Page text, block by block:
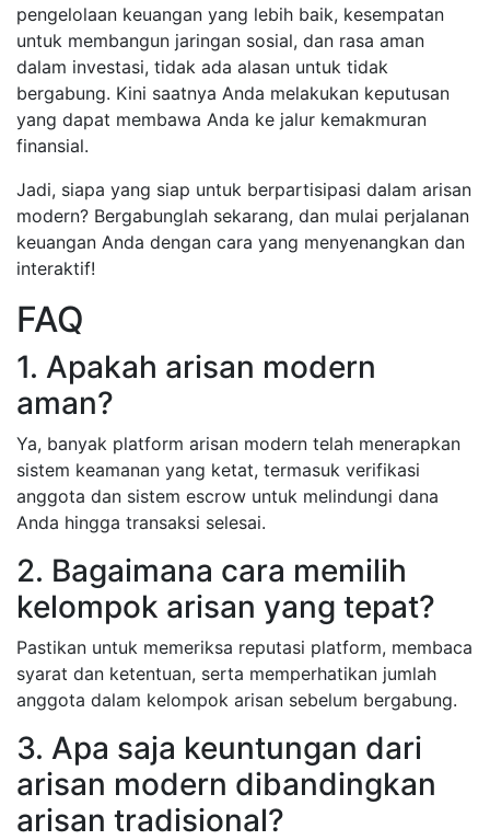
pengelolaan keuangan yang lebih baik, kesempatan
untuk membangun jaringan sosial, dan rasa aman
dalam investasi, tidak ada alasan untuk tidak
bergabung. Kini saatnya Anda melakukan keputusan
yang dapat membawa Anda ke jalur kemakmuran
finansial.
Jadi, siapa yang siap untuk berpartisipasi dalam arisan
modern? Bergabunglah sekarang, dan mulai perjalanan
keuangan Anda dengan cara yang menyenangkan dan
interaktif!
FAQ
1. Apakah arisan modern
aman?
Ya, banyak platform arisan modern telah menerapkan
sistem keamanan yang ketat, termasuk verifikasi
anggota dan sistem escrow untuk melindungi dana
Anda hingga transaksi selesai.
2. Bagaimana cara memilih
kelompok arisan yang tepat?
Pastikan untuk memeriksa reputasi platform, membaca
syarat dan ketentuan, serta memperhatikan jumlah
anggota dalam kelompok arisan sebelum bergabung.
3. Apa saja keuntungan dari
arisan modern dibandingkan
arisan tradisional?